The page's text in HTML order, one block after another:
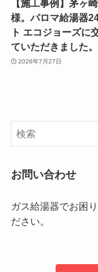
【施工事例】茅ヶ
様。パロマ給湯器
ト エコジョーズに
ていただきました。
2026年7月27日
お問い合わせ
ガス給湯器でお困
ださい。